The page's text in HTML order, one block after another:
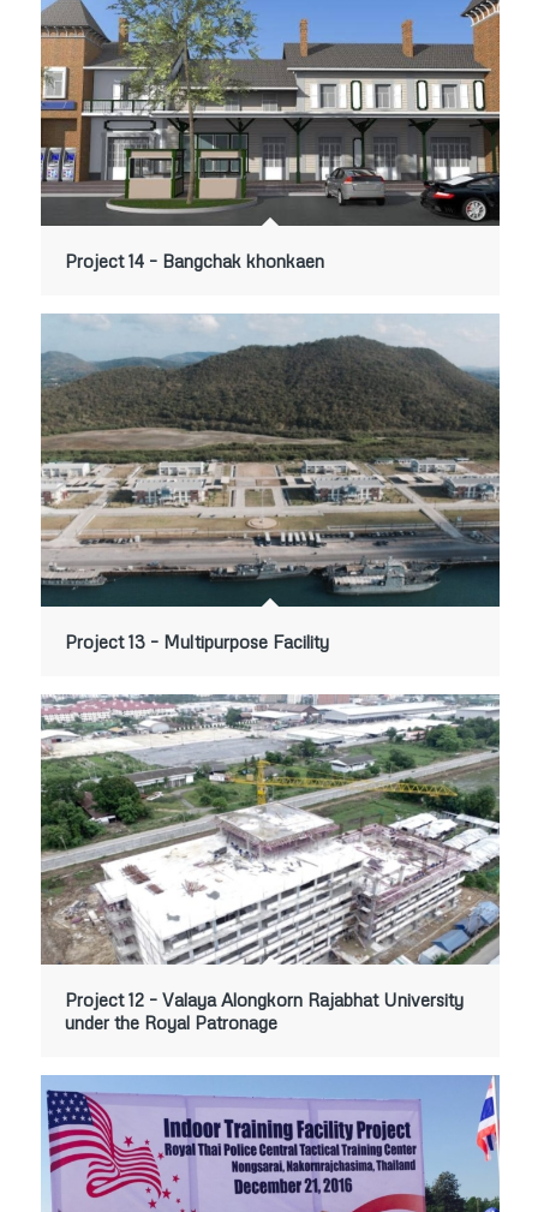
Project 14 – Bangchak khonkaen
Project 13 – Multipurpose Facility
Project 12 – Valaya Alongkorn Rajabhat University
under the Royal Patronage